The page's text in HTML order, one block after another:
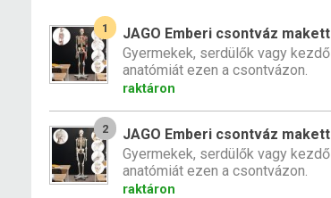
1
JAGO Emberi csontváz
Gyermekek, serdülők vagy
anatómiát ezen a csontvázon.
raktáron
2
JAGO Emberi csontváz
Gyermekek, serdülők vagy
anatómiát ezen a csontvázon.
raktáron